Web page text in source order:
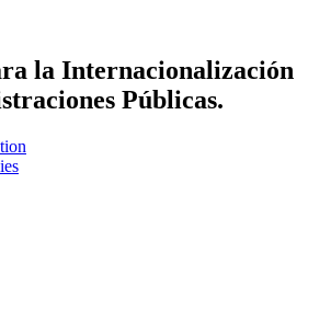
la Internacionalización
Públicas.